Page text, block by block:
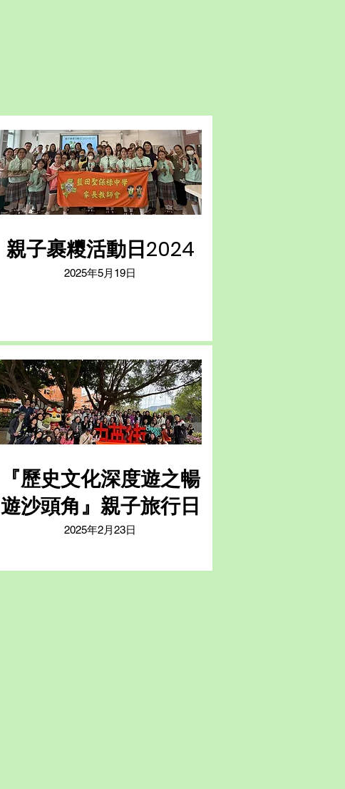
親子裹糭活動日2024
2025年5月19日
『歷史文化深度遊之暢
遊沙頭角』親子旅行日
2025年2月23日